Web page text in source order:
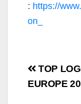
: https://
on_
de
TOP
EUROPE